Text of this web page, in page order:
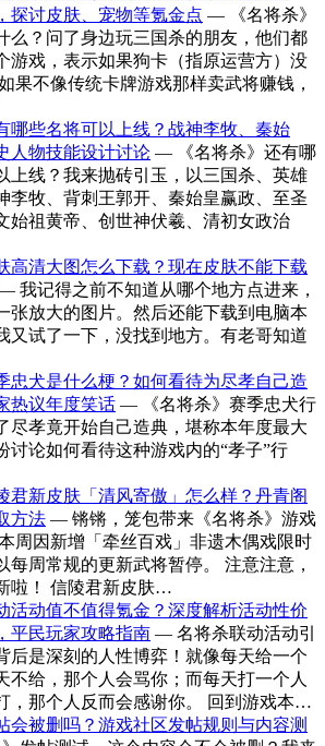
探讨皮肤、宠物等氪金点 — 《名将杀》
么？问了身边玩三国杀的朋友，他们都
游戏，表示如果狗卡（指原运营方）没
果不像传统卡牌游戏那样卖武将赚钱，
哪些名将可以上线？战神李牧、秦始
人物技能设计讨论 — 《名将杀》还有哪
上线？我来抛砖引玉，以三国杀、英雄
李牧、背刺王郭开、秦始皇赢政、至圣
始祖黄帝、创世神伏羲、清初女政治
高清大图怎么下载？现在皮肤不能下载
我记得之前不知道从哪个地方点进来，
张放大的图片。然后还能下载到电脑本
又试了一下，没找到地方。有老哥知道
忠犬是什么梗？如何看待为尽孝自己造
热议年度笑话 — 《名将杀》赛季忠犬行
尽孝竟开始自己造典，堪称本年度最大
讨论如何看待这种游戏内的“孝子”行
君新皮肤「清风寄傲」怎么样？丹青阁
方法 — 锵锵，笼包带来《名将杀》游戏
周因新增「牵丝百戏」非遗木偶戏限时
每周常规的更新武将暂停。 注意注意，
啦！ 信陵君新皮肤…
活动值不值得氪金？深度解析活动性价
平民玩家攻略指南 — 名将杀联动活动引
后是深刻的人性博弈！就像每天给一个
不给，那个人会骂你；而每天打一个人
，那个人反而会感谢你。 回到游戏本…
会被删吗？游戏社区发帖规则与内容测